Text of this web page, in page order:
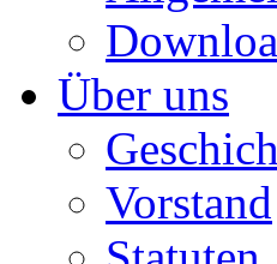
Über uns
Vorstand